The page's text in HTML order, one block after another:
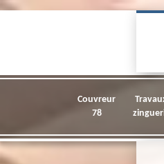
Couvreur
78